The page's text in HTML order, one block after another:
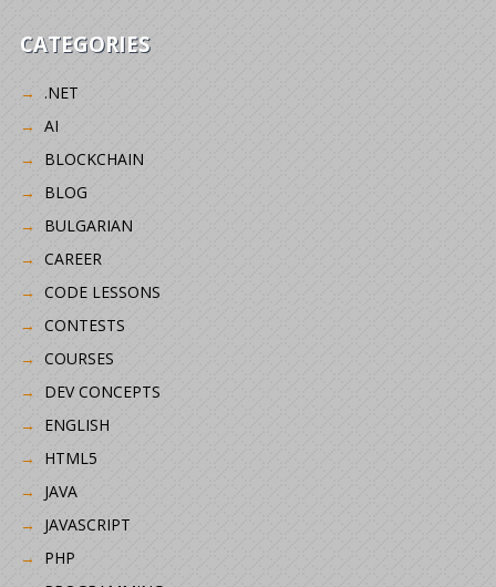
CATEGORIES
.NET
AI
BLOCKCHAIN
BLOG
BULGARIAN
CAREER
CODE LESSONS
CONTESTS
COURSES
DEV CONCEPTS
ENGLISH
HTML5
JAVA
JAVASCRIPT
PHP